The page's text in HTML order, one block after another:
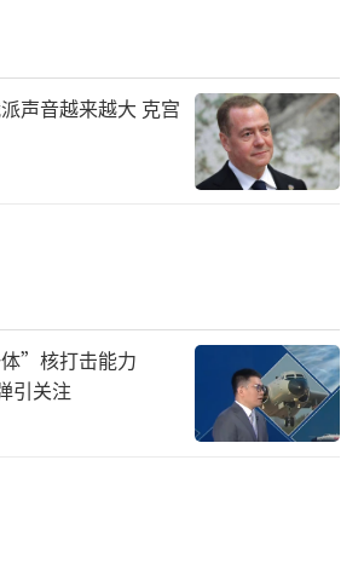
声音越来越大 克宫
”核打击能力
引关注